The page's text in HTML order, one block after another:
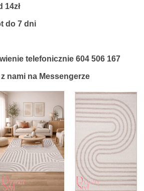
14zł
do 7 dni
telefonicznie604 506 167
nami na Messengerze